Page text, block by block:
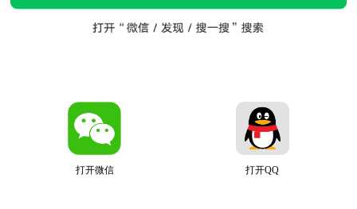
打开微信 打开QQ